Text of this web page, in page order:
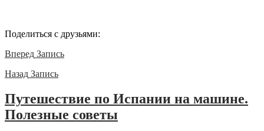
Поделиться с друзьями:
Вперед Запись
Назад Запись
Путешествие по Испании на машине.
Полезные советы